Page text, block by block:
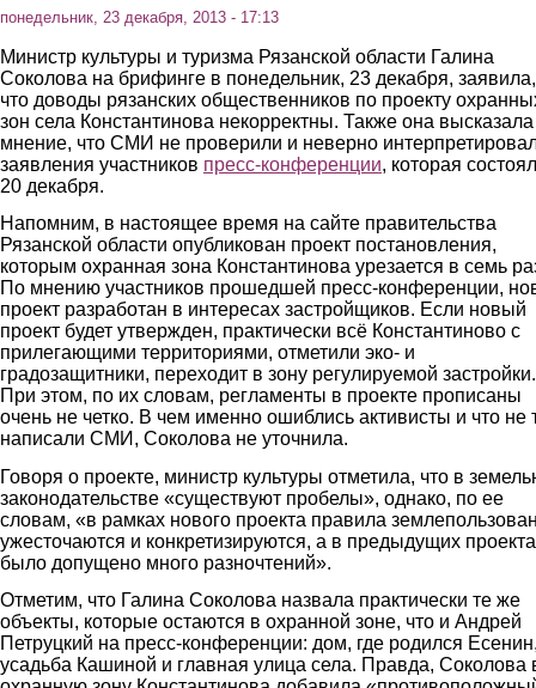
понедельник, 23 декабря, 2013 - 17:13
Министр культуры и туризма Рязанской области Галина
Соколова на брифинге в понедельник, 23 декабря, заявила,
что доводы рязанских общественников по проекту
зон села Константинова некорректны. Также она высказала
мнение, что СМИ не проверили и неверно
заявления участников пресс-конференции, которая
20 декабря.
Напомним, в настоящее время на сайте правительства
Рязанской области опубликован проект постановления,
которым охранная зона Константинова урезается в семь
По мнению участников прошедшей пресс-конференции,
проект разработан в интересах застройщиков. Если новый
проект будет утвержден, практически всё Константиново с
прилегающими территориями, отметили эко- и
градозащитники, переходит в зону регулируемой застройки.
При этом, по их словам, регламенты в проекте прописаны
очень не четко. В чем именно ошиблись активисты и что не
написали СМИ, Соколова не уточнила.
Говоря о проекте, министр культуры отметила, что в
законодательстве «существуют пробелы», однако, по ее
словам, «в рамках нового проекта правила
ужесточаются и конкретизируются, а в предыдущих
было допущено много разночтений».
Отметим, что Галина Соколова назвала практически те же
объекты, которые остаются в охранной зоне, что и Андрей
Петруцкий на пресс-конференции: дом, где родился
усадьба Кашиной и главная улица села. Правда, Соколова